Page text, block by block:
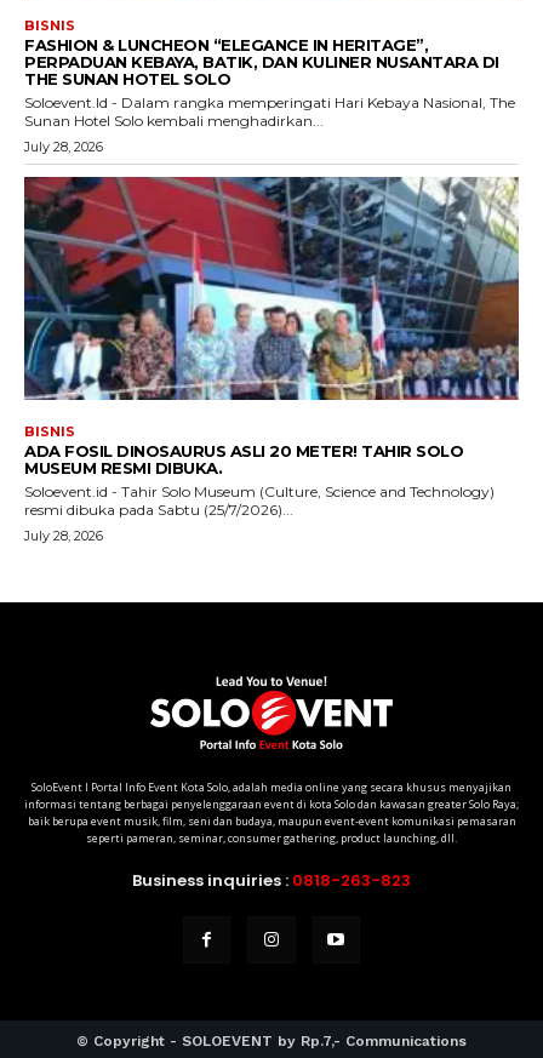
SoloEvent I Portal Info Event Kota Solo, adalah media online yang secara khusus menyajikan
informasi tentang berbagai penyelenggaraan event di kota Solo dan kawasan greater Solo Raya;
baik berupa event musik, film, seni dan budaya, maupun event-event komunikasi pemasaran
seperti pameran, seminar, consumer gathering, product launching, dll.
Business inquiries : 0818-263-823
© Copyright - SOLOEVENT by Rp.7,- Communications